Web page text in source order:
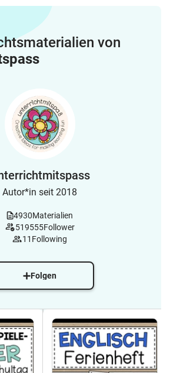
von
Autor*in seit 2018
4930Materialien
519555Follower
11 Following
Folgen